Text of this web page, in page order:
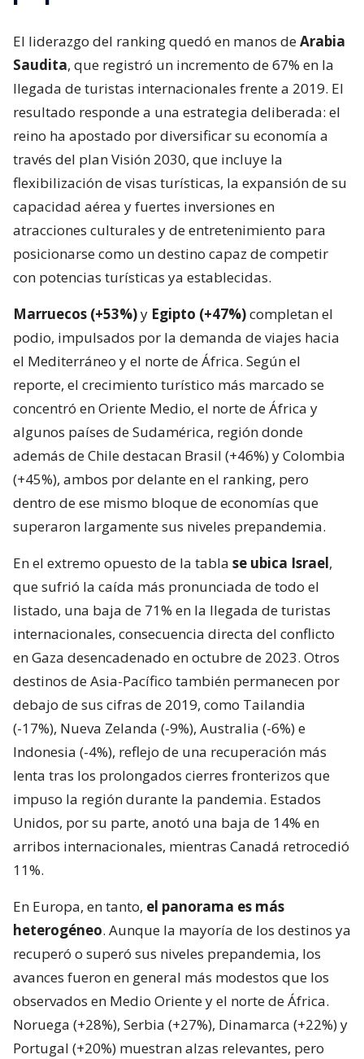
El liderazgo del ranking quedó en manos deArabia
Saudita, que registró un incremento de 67% en la
llegada de turistas internacionales frente a 2019. El
resultado responde a una estrategia deliberada: el
reino ha apostado por diversificar su economía a
través del plan Visión 2030, que incluye la
flexibilización de visas turísticas, la expansión de su
capacidad aérea y fuertes inversiones en
atracciones culturales y de entretenimiento para
posicionarse como un destino capaz de competir
con potencias turísticas ya establecidas.
Marruecos (+53%)y Egipto (+47%)completan el
podio, impulsados por la demanda de viajes hacia
el Mediterráneo y el norte de África. Según el
reporte, el crecimiento turístico más marcado se
concentró en Oriente Medio, el norte de África y
algunos países de Sudamérica, región donde
además de Chile destacan Brasil (+46%) y Colombia
(+45%), ambos por delante en el ranking, pero
dentro de ese mismo bloque de economías que
superaron largamente sus niveles prepandemia.
En el extremo opuesto de la tabla se ubica Israel,
que sufrió la caída más pronunciada de todo el
listado, una baja de 71% en la llegada de turistas
internacionales, consecuencia directa del conflicto
en Gaza desencadenado en octubre de 2023. Otros
destinos de Asia-Pacífico también permanecen por
debajo de sus cifras de 2019, como Tailandia
(-17%), Nueva Zelanda (-9%), Australia (-6%) e
Indonesia (-4%), reflejo de una recuperación más
lenta tras los prolongados cierres fronterizos que
impuso la región durante la pandemia. Estados
Unidos, por su parte, anotó una baja de 14% en
arribos internacionales, mientras Canadá retrocedió
11%.
En Europa, en tanto, el panorama es más
heterogéneo. Aunque la mayoría de los destinos ya
recuperó o superó sus niveles prepandemia, los
avances fueron en general más modestos que los
observados en Medio Oriente y el norte de África.
Noruega (+28%), Serbia (+27%), Dinamarca (+22%) y
Portugal (+20%) muestran alzas relevantes, pero